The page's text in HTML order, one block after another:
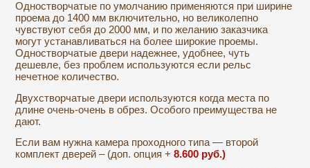
Одностворчатые по умолчанию применяются при ширине
проема до 1400 мм включительно, но великолепно
чувствуют себя до 2000 мм, и по желанию заказчика
могут устанавливаться на более широкие проемы.
Одностворчатые двери надежнее, удобнее, чуть
дешевле, без проблем используются если рельс
нечетное количество.
Двухстворчатые двери используются когда места по
длине очень-очень в обрез. Особого преимущества не
дают.
Если вам нужна камера проходного типа — второй
комплект дверей – (доп. опция +8.600 руб.)